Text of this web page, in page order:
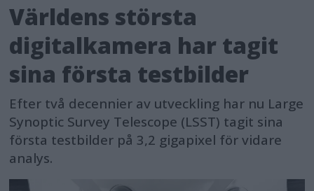
Världens största
digitalkamera har tagit
sina första testbilder
Efter två decennier av utveckling har nu Large
Synoptic Survey Telescope (LSST) tagit sina
första testbilder på 3,2 gigapixel för vidare
analys.